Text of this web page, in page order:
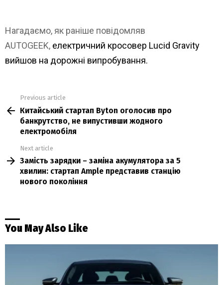
Нагадаємо, як раніше повідомляв
AUTOGEEK, електричний кросовер Lucid Gravity
вийшов на дорожні випробування.
more
Previous article
Китайський стартап Byton оголосив про
банкрутство, не випустивши жодного
електромобіля
Next article
Замість зарядки – заміна акумулятора за 5
хвилин: стартап Ample представив станцію
нового покоління
You May Also Like